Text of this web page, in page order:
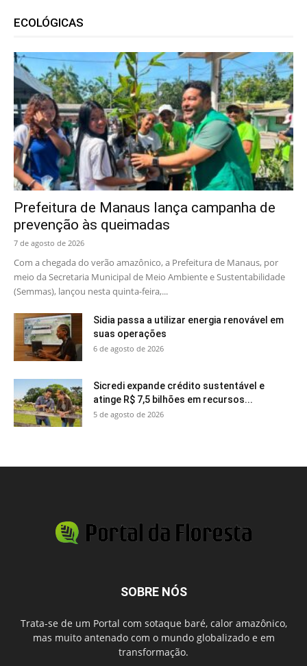
ECOLÓGICAS
Prefeitura de Manaus lança campanha de
prevenção às queimadas
7 de agosto de 2026
Com a chegada do verão amazônico, a Prefeitura de Manaus, por
meio da Secretaria Municipal de Meio Ambiente e Sustentabilidade
(Semmas), lançou nesta quinta-feira,...
Sidia passa a utilizar energia renovável em
suas operações
6 de agosto de 2026
Sicredi expande crédito sustentável e
atinge R$ 7,5 bilhões em recursos...
5 de agosto de 2026
SOBRE NÓS
Trata-se de um Portal com sotaque baré, calor amazônico,
mas muito antenado com o mundo globalizado e em
transformação.